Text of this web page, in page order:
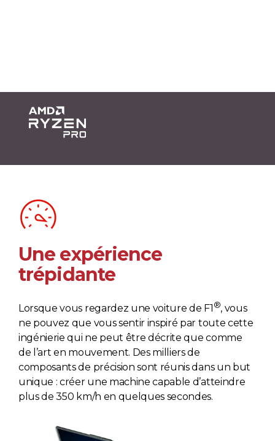
Une expérience
trépidante
Lorsque vous regardez une voiture de F1®, vous
ne pouvez que vous sentir inspiré par toute cette
ingénierie qui ne peut être décrite que comme
de l’art en mouvement. Des milliers de
composants de précision sont réunis dans un but
unique : créer une machine capable d’atteindre
plus de 350 km/h en quelques secondes.